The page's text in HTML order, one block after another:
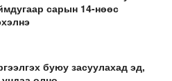
сарын 14-нөөс
буюу засуулахад эд,